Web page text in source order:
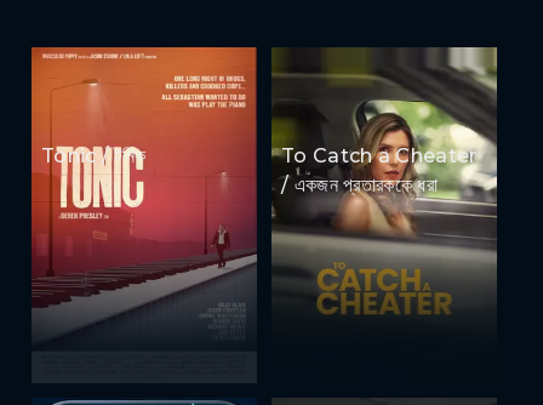
Tonic / টনিক
To Catch a Cheater
/ একজন প্রতারককে ধরা